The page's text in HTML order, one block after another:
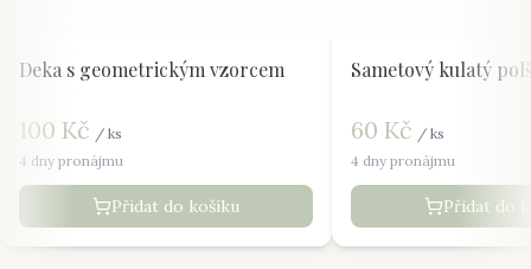
Deka s geometrickým vzorcem
100 Kč / ks
4 dny pronájmu
Přidat do košíku
Sametový kulatý
60 Kč / ks
4 dny pronájmu
Přidat do